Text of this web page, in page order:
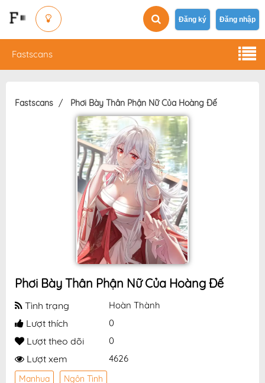
Đăng ký Đăng nhập
Fastscans
Fastscans Phơi Bày Thân Phận Nữ Của Hoàng Đế
Phơi Bày Thân Phận Nữ Của Hoàng Đế
Tình trạng Hoàn Thành
Lượt thích 0
Lượt theo dõi 0
Lượt xem 4626
Manhua Ngôn Tình